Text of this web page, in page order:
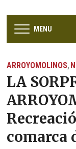
MENU
ARROYOMOLINOS,
LA
comarca